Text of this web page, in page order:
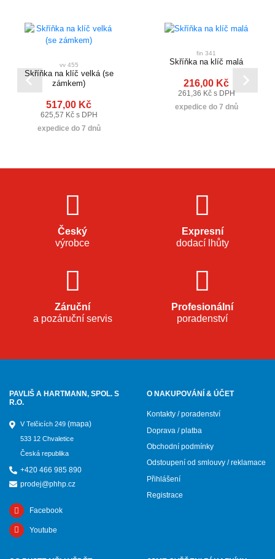
vv 455
Skříňka na klíč velká (se
zámkem)
517,00 Kč
625,57 Kč s DPH
expedice do 7 dnů
fin 341
Skříňka na klíč malá
216,00 Kč
261,36 Kč s DPH
expedice do 7 dnů
Český
výrobce
Expresní
dodací lhůty
Záruční
a pozáruční servis
Profesionální
poradenství
PAVLIŠ A HARTMANN, SPOL. S
R.O.
V Telčicích 249 (mapa)
533 12 Chvaletice
Česká republika
+420 466 985 890
prodej@phhp.cz
Facebook
Youtube
O NAKUPOVÁNÍ & ÚČET
Kontakty / poradenství
Doprava / platba
Obchodní podmínky
Odstoupení od smlouvy / reklamace
Přihlášení
Registrace